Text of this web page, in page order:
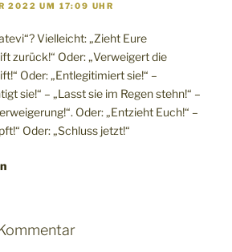
2022 UM 17:09 UHR
Vielleicht: „Zieht Eure
zurück!“ Oder: „Verweigert die
Oder: „Entlegitimiert sie!“ –
sie!“ – „Lasst sie im Regen stehn!“ –
Oder: „Entzieht Euch!“ –
Oder: „Schluss jetzt!“